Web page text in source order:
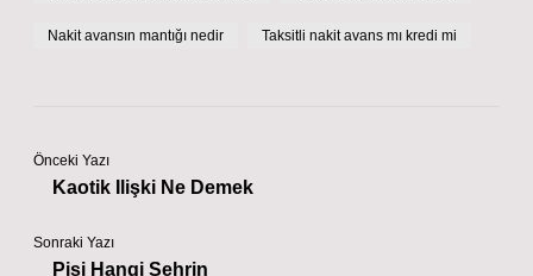
Nakit avansın mantığı nedir Taksitli nakit avans mı kredi mi
Önceki Yazı
Kaotik Ilişki Ne Demek
Sonraki Yazı
Pişi Hangi Şehrin